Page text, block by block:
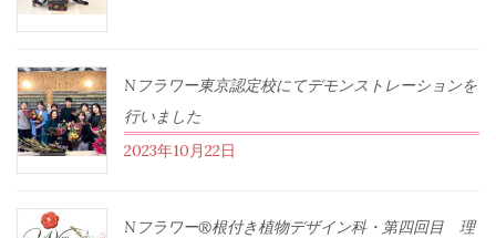
Nフラワー東京認定校にてデモンストレーションを
行いました
2023年10月22日
Nフラワー®根付き植物デザイン科・第四回目 理